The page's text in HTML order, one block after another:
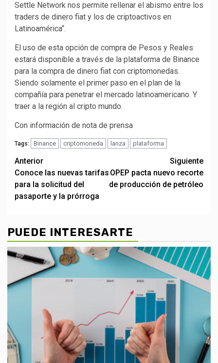
Settle Network nos permite rellenar el abismo entre los
traders de dinero fiat y los de criptoactivos en
Latinoamérica“.
El uso de esta opción de compra de Pesos y Reales
estará disponible a través de la plataforma de Binance
para la compra de dinero fiat con criptomonedas.
Siendo solamente el primer paso en el plan de la
compañía para penetrar el mercado latinoamericano. Y
traer a la región al cripto mundo.
Con información de nota de prensa
Tags: Binance criptomoneda lanza plataforma
Post
navigation
Anterior
Conoce las nuevas tarifas
para la solicitud del
pasaporte y la prórroga
Siguiente
OPEP pacta nuevo recorte
de producción de petróleo
PUEDE INTERESARTE